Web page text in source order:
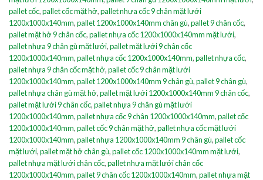
pallet cốc,pallet cốc mặt hở,pallet nhựa cốc 9 chân mặt lưới
1200x1000x140mm,pallet 1200x1000x140mm chân gù,pallet 9 chân cốc,
pallet mặt hở 9 chân cốc,pallet nhựa cốc 1200x1000x140mm mặt lưới,
pallet nhựa 9 chân gù mặt lưới,pallet mặt lưới 9 chân cốc
1200x1000x140mm,pallet nhựa cốc 1200x1000x140mm,pallet nhựa cốc,
pallet nhựa 9 chân cốc mặt hở,pallet cốc 9 chân mặt lưới
1200x1000x140mm,pallet 1200x1000x140mm 9 chân gù,pallet 9 chân gù,
pallet nhựa chân gù mặt hở,pallet mặt lưới 1200x1000x140mm 9 chân cốc,
pallet mặt lưới 9 chân cốc,pallet nhựa 9 chân gù mặt lưới
1200x1000x140mm,pallet nhựa cốc 9 chân 1200x1000x140mm,pallet cốc
1200x1000x140mm,pallet cốc 9 chân mặt hở,pallet nhựa cốc mặt lưới
1200x1000x140mm,pallet nhựa 1200x1000x140mm 9 chân gù,pallet cốc
mặt lưới,pallet mặt hở chân gù,pallet cốc 1200x1000x140mm mặt lưới,
pallet nhựa mặt lưới chân cốc,pallet nhựa mặt lưới chân cốc
1200x1000x140mm,pallet 9 chân cốc 1200x1000x140mm,pallet nhựa mặt